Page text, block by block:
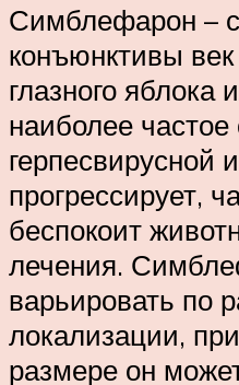
Симблефарон –
конъюнктивы
глазного яблока
наиболее
герпесвирусной
прогрессирует,
беспокоит
лечения.
варьировать по
локализации,
размере он